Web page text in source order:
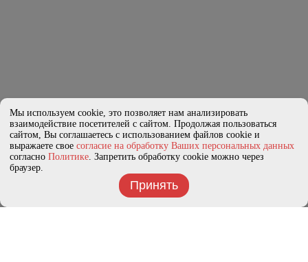
Мы используем cookie, это позволяет нам анализировать
взаимодействие посетителей с сайтом. Продолжая пользоваться
сайтом, Вы соглашаетесь с использованием файлов cookie и
выражаете свое согласие на обработку Ваших персональных данных
согласно Политике. Запретить обработку cookie можно через
браузер.
Принять